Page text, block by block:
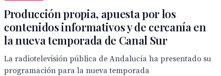
Producción propia, apuesta por los
contenidos informativos y de cercanía en
la nueva temporada de Canal Sur
La radiotelevisión pública de Andalucía ha presentado su
programación para la nueva temporada